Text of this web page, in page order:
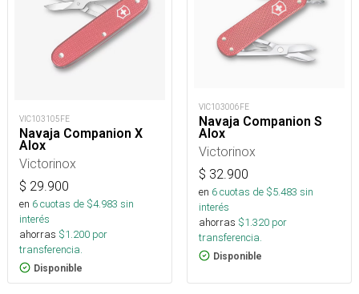
VIC103105FE
Navaja Companion X
Alox
Victorinox
$ 29.900
en 6cuotas de $4.983 sin
interés
ahorras $1.200 por
transferencia.
Disponible
VIC103006FE
Navaja Companion S
Alox
Victorinox
$ 32.900
en 6cuotas de $5.483 sin
interés
ahorras $1.320 por
transferencia.
Disponible